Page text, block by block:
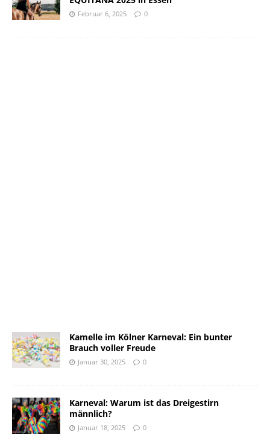
Februar 6, 2025 0
Kamelle im Kölner Karneval: Ein bunter
Brauch voller Freude
Januar 30, 2025 0
Karneval: Warum ist das Dreigestirn
männlich?
Januar 18, 2025 0